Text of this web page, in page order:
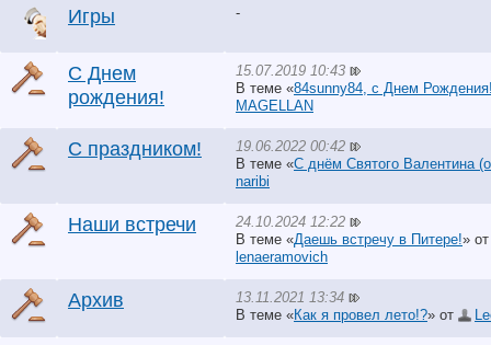
Игры -
С Днем
рождения!
15.07.2019 10:43
В теме «84sunny84, с Днем
MAGELLAN
С праздником!
19.06.2022 00:42
В теме «С днём Святого Валентина
naribi
Наши встречи
24.10.2024 12:22
В теме «Даешь встречу в Питере!»
lenaeramovich
Архив
13.11.2021 13:34
В теме «Как я провел лето!?» от